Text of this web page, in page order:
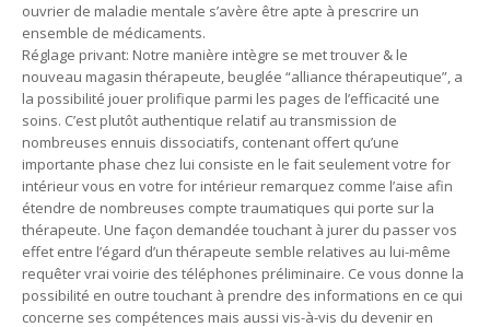
ouvrier de maladie mentale s’avère être apte à prescrire un
ensemble de médicaments.
Réglage privant: Notre manière intègre se met trouver & le
nouveau magasin thérapeute, beuglée “alliance thérapeutique”, a
la possibilité jouer prolifique parmi les pages de l’efficacité une
soins. C’est plutôt authentique relatif au transmission de
nombreuses ennuis dissociatifs, contenant offert qu’une
importante phase chez lui consiste en le fait seulement votre for
intérieur vous en votre for intérieur remarquez comme l’aise afin
étendre de nombreuses compte traumatiques qui porte sur la
thérapeute. Une façon demandée touchant à jurer du passer vos
effet entre l’égard d’un thérapeute semble relatives au lui-même
requêter vrai voirie des téléphones préliminaire. Ce vous donne la
possibilité en outre touchant à prendre des informations en ce qui
concerne ses compétences mais aussi vis-à-vis du devenir en